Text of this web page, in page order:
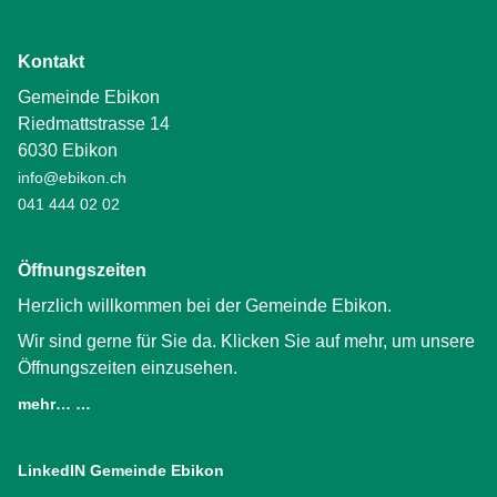
Kontakt
Gemeinde Ebikon
Riedmattstrasse 14
6030 Ebikon
info@ebikon.ch
041 444 02 02
Öffnungszeiten
Herzlich willkommen bei der Gemeinde Ebikon.
Wir sind gerne für Sie da. Klicken Sie auf mehr, um unsere
Öffnungszeiten einzusehen.
mehr… …
LinkedIN Gemeinde Ebikon